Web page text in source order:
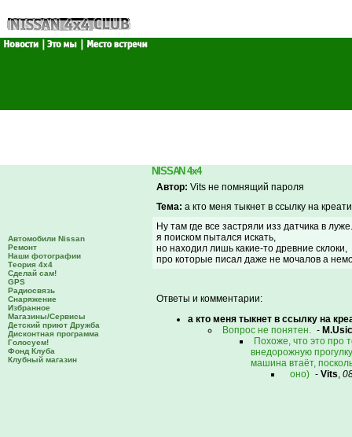
Автомобили Nissan
Ремонт
Наши фотографии
Теория 4х4
Сделай сам!
GPS
Радиосвязь
Снаряжение
Избранное
Магазины/Сервисы
Детский приют Дружба
Дисконтная программа
Голосуем!
Фонд Клуба
Клубный магазин
NISSAN 4x4
Автор: Vits не помнящий пароля
Тема: а кто меня тыкнет в ссылку на
Ну там где все застряли изз датчика в
я поиском пытался искать,
но находил лишь какие-то древние склоки,
про которые писал даже не мочалов а
Ответы и комментарии:
а кто меня тыкнет в ссылку на
Вопрос не понятен. - M.Usic
Похоже, что это про
внедорожную
машина втаёт,
оно) - Vits,